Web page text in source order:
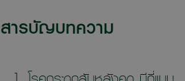
สารบัญบทความ